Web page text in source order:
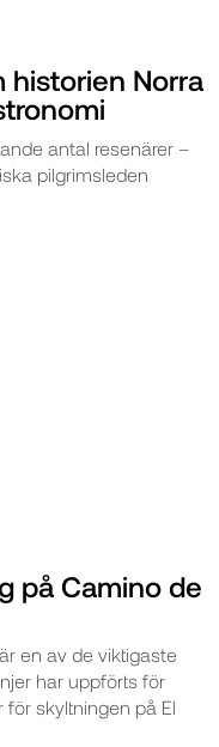
historien Norra
antal resenärer –
pilgrimsleden
på Camino de
en av de viktigaste
har uppförts för
skyltningen på El